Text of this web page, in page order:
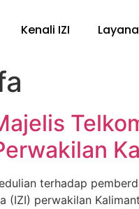
Kenali IZI
terhadap
(IZI) perwakilan